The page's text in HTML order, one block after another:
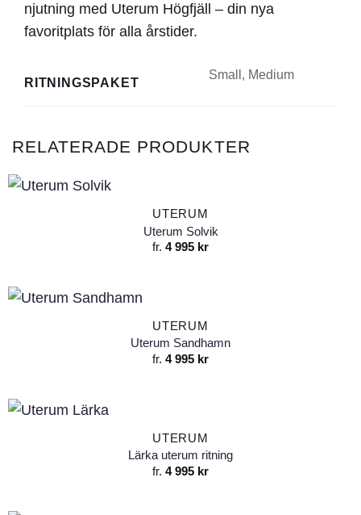
njutning med Uterum Högfjäll – din nya
favoritplats för alla årstider.
RITNINGSPAKET
Small, Medium
RELATERADE PRODUKTER
UTERUM
Uterum Solvik
fr. 4 995 kr
UTERUM
Uterum Sandhamn
fr. 4 995 kr
UTERUM
Lärka uterum ritning
fr. 4 995 kr